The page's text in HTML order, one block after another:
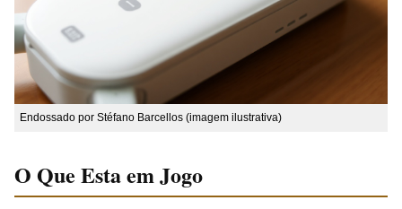
Endossado por Stéfano Barcellos (imagem ilustrativa)
O Que Esta em Jogo